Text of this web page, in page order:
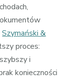
Szymański &
proces:
i
konieczności